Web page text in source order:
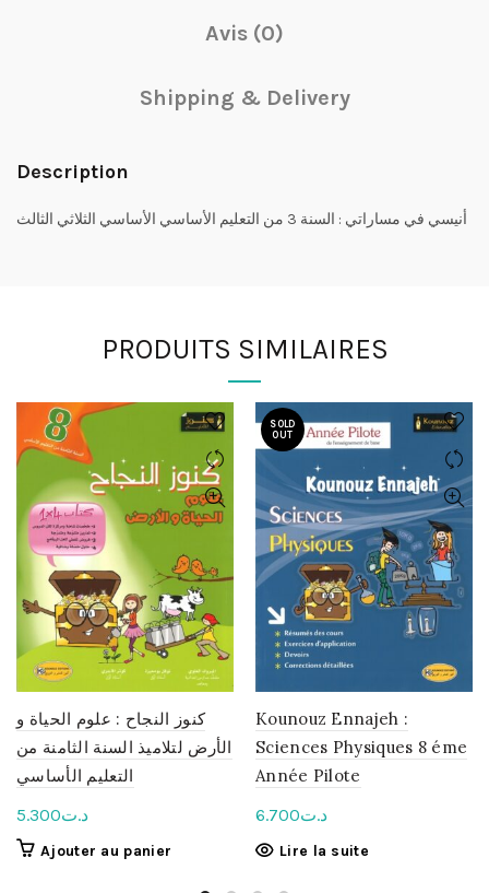
Avis (0)
Shipping & Delivery
Description
أنيسي في مساراتي : السنة 3 من التعليم الأساسي الأساسي الثلاثي الثالث
PRODUITS SIMILAIRES
كنوز النجاح : علوم الحياة و
الأرض لتلاميذ السنة الثامنة من
التعليم الأساسي
د.ت5.300
Ajouter au panier
SOLD
OUT
Kounouz Ennajeh :
Sciences Physiques 8 éme
Année Pilote
د.ت6.700
Lire la suite